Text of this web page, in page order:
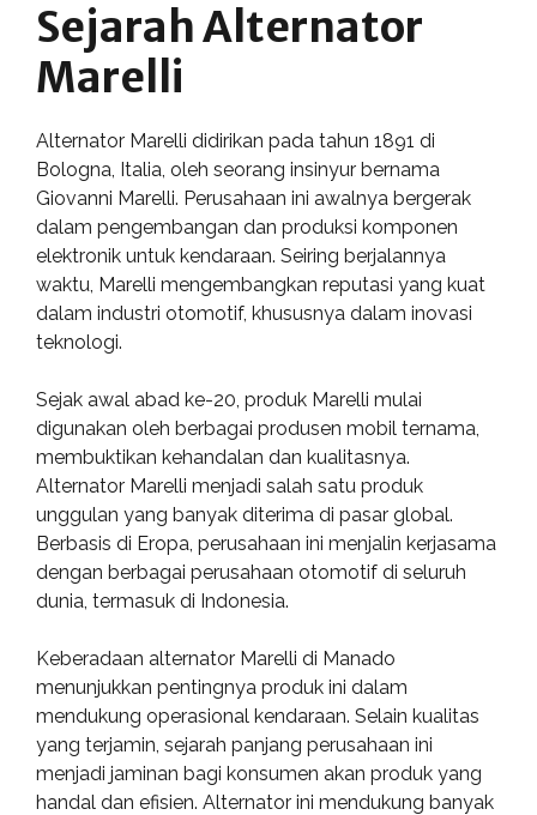
Sejarah Alternator
Marelli
Alternator Marelli didirikan pada tahun 1891 di
Bologna, Italia, oleh seorang insinyur bernama
Giovanni Marelli. Perusahaan ini awalnya bergerak
dalam pengembangan dan produksi komponen
elektronik untuk kendaraan. Seiring berjalannya
waktu, Marelli mengembangkan reputasi yang kuat
dalam industri otomotif, khususnya dalam inovasi
teknologi.
Sejak awal abad ke-20, produk Marelli mulai
digunakan oleh berbagai produsen mobil ternama,
membuktikan kehandalan dan kualitasnya.
Alternator Marelli menjadi salah satu produk
unggulan yang banyak diterima di pasar global.
Berbasis di Eropa, perusahaan ini menjalin kerjasama
dengan berbagai perusahaan otomotif di seluruh
dunia, termasuk di Indonesia.
Keberadaan alternator Marelli di Manado
menunjukkan pentingnya produk ini dalam
mendukung operasional kendaraan. Selain kualitas
yang terjamin, sejarah panjang perusahaan ini
menjadi jaminan bagi konsumen akan produk yang
handal dan efisien. Alternator ini mendukung banyak